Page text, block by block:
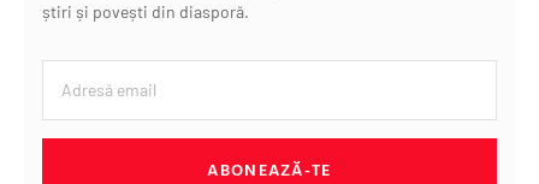
știri și povești din diasporă.
ABONEAZĂ-TE